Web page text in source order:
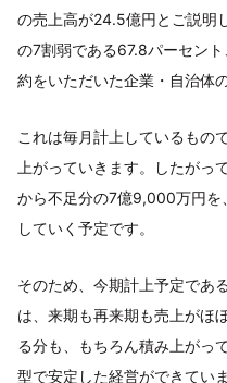
の売上高が24.5億円とご説明
の7割弱である67.8パーセン
約をいただいた企業・自治体
これは毎月計上しているもの
上がっていきます。したがっ
から不足分の7億9,000万円を
していく予定です。
そのため、今期計上予定であ
は、来期も再来期も売上がほ
る分も、もちろん積み上がっ
型で安定した経営ができていま